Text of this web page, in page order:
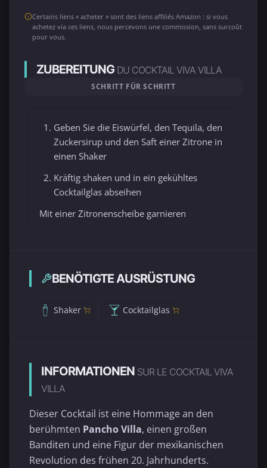
Certains liens « acheter » sont des liens affiliés Amazon : si vous
achetez via ces liens, nous percevons une commission, sans surcoût
pour vous.
ZUBEREITUNG DU COCKTAIL VIVA VILLA
SCHRITT FÜR SCHRITT
Geben Sie die Eiswürfel, den Tequila, den
Zuckersirup und den Saft einer Zitrone in
einen Shaker
Kräftig shaken und in ein gekühltes
Cocktailglas abseihen
Mit einer Zitronenscheibe garnieren
BENÖTIGTE AUSRÜSTUNG
Shaker Cocktailglas
INFORMATIONEN SUR LE COCKTAIL VIVA
VILLA
Dieser Cocktail ist eine Hommage an den
berühmten Pancho Villa, einen großen
Banditen und eine Figur der mexikanischen
Revolution des frühen 20. Jahrhunderts.